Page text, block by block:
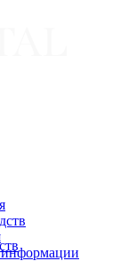
информации